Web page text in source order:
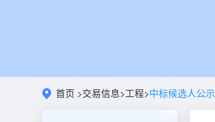
首页 >交易信息>工程>中标候选人公示